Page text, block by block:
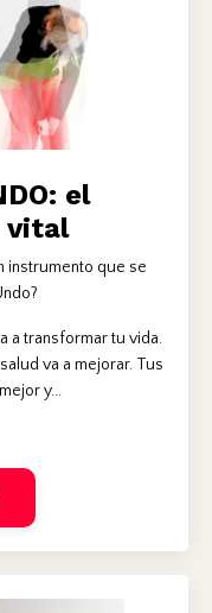
el
vital
instrumento que se
a transformar tu vida.
va a mejorar. Tus
y...